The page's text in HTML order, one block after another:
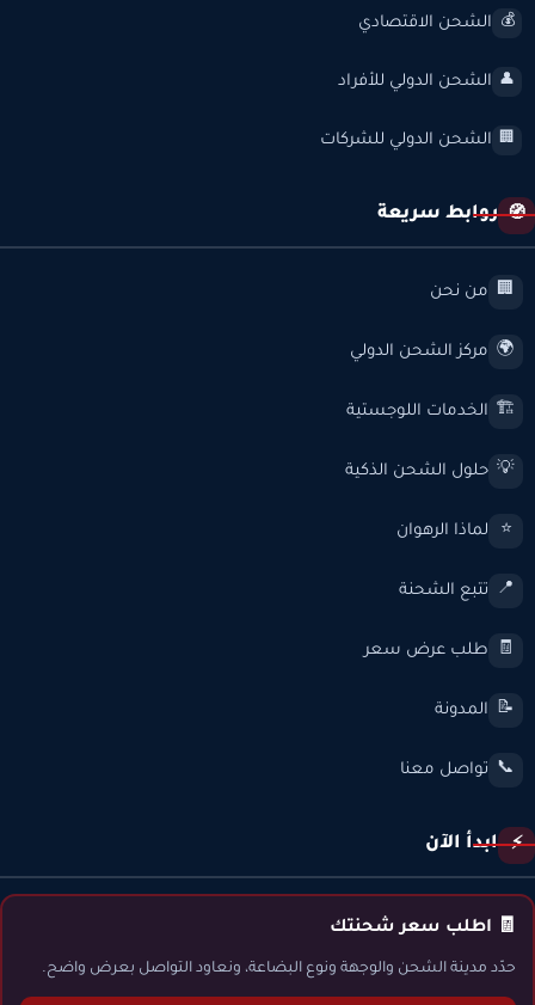
💰 الشحن الاقتصادي
👤 الشحن الدولي للأفراد
🏢 الشحن الدولي للشركات
🧭 روابط سريعة
🏢 من نحن
🌍 مركز الشحن الدولي
🏗️ الخدمات اللوجستية
💡 حلول الشحن الذكية
⭐ لماذا الرهوان
📍 تتبع الشحنة
🧾 طلب عرض سعر
📝 المدونة
📞 تواصل معنا
⚡ ابدأ الآن
🧾 اطلب سعر شحنتك
حدّد مدينة الشحن والوجهة ونوع البضاعة، ونعاود التواصل بعرض واضح.